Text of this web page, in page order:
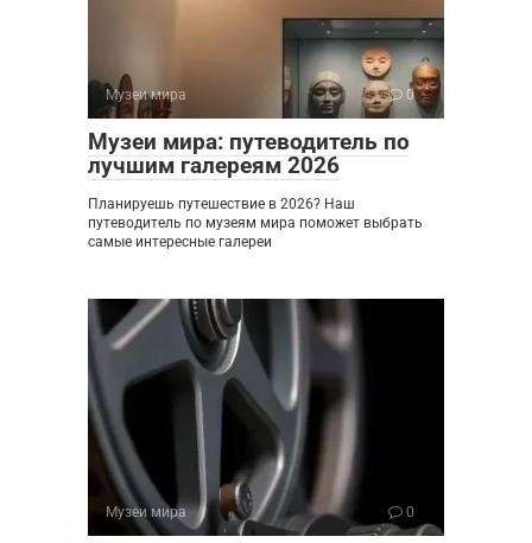
Музеи мира 0
Музеи мира: путеводитель по
лучшим галереям 2026
Планируешь путешествие в 2026? Наш
путеводитель по музеям мира поможет выбрать
самые интересные галереи
Музеи мира 0